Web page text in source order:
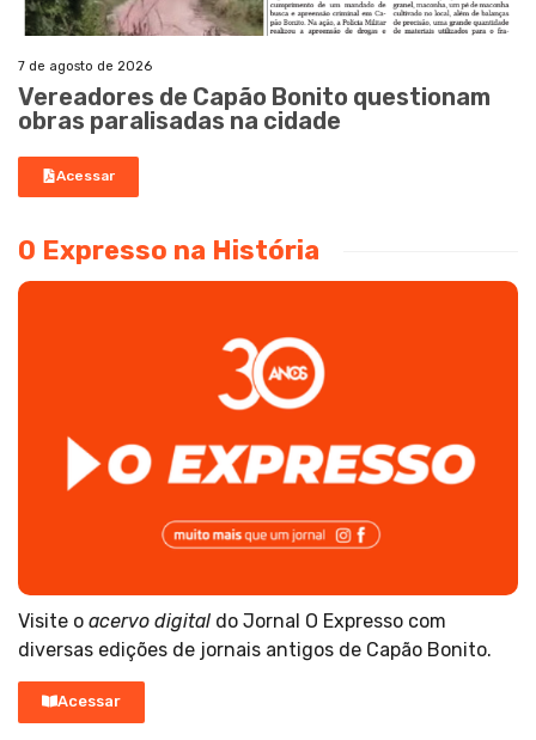
7 de agosto de 2026
Vereadores de Capão Bonito questionam
obras paralisadas na cidade
Acessar
O Expresso na História
Visite o acervo digital do Jornal O Expresso com
diversas edições de jornais antigos de Capão Bonito.
Acessar